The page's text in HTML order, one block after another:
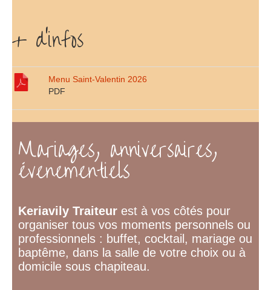
+ d'infos
Menu Saint-Valentin 2026
PDF
Mariages, anniversaires,
évenementiels
Keriavily Traiteur est à vos côtés pour
organiser tous vos moments personnels ou
professionnels : buffet, cocktail, mariage ou
baptême, dans la salle de votre choix ou à
domicile sous chapiteau.